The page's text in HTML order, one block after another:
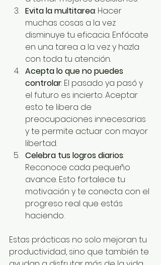
Evita la multitarea: Hacer
muchas cosas a la vez
disminuye tu eficacia. Enfócate
en una tarea a la vez y hazla
con toda tu atención.
Acepta lo que no puedes
controlar: El pasado ya pasó y
el futuro es incierto. Aceptar
esto te libera de
preocupaciones innecesarias
y te permite actuar con mayor
libertad.
Celebra tus logros diarios:
Reconoce cada pequeño
avance. Esto fortalece tu
motivación y te conecta con el
progreso real que estás
haciendo.
Estas prácticas no solo mejoran tu
productividad, sino que también te